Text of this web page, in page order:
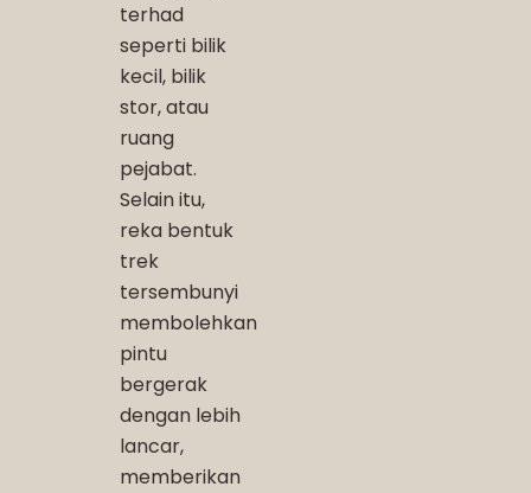
terhad
seperti bilik
kecil, bilik
stor, atau
ruang
pejabat.
Selain itu,
reka bentuk
trek
tersembunyi
membolehkan
pintu
bergerak
dengan lebih
lancar,
memberikan